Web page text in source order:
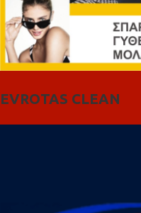
EVROTAS CLEAN